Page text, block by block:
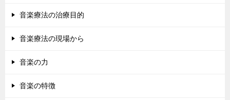
音楽療法の治療目的
音楽療法の現場から
音楽の力
音楽の特徴